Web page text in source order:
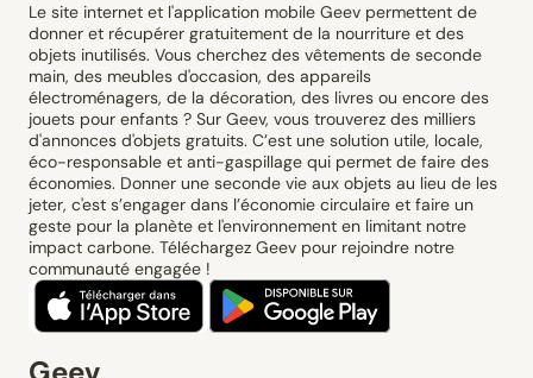
Le site internet et l'application mobile Geev permettent de
donner et récupérer gratuitement de la nourriture et des
objets inutilisés. Vous cherchez des vêtements de seconde
main, des meubles d'occasion, des appareils
électroménagers, de la décoration, des livres ou encore des
jouets pour enfants ? Sur Geev, vous trouverez des milliers
d'annonces d'objets gratuits. C’est une solution utile, locale,
éco-responsable et anti-gaspillage qui permet de faire des
économies. Donner une seconde vie aux objets au lieu de les
jeter, c'est s’engager dans l’économie circulaire et faire un
geste pour la planète et l'environnement en limitant notre
impact carbone. Téléchargez Geev pour rejoindre notre
communauté engagée !